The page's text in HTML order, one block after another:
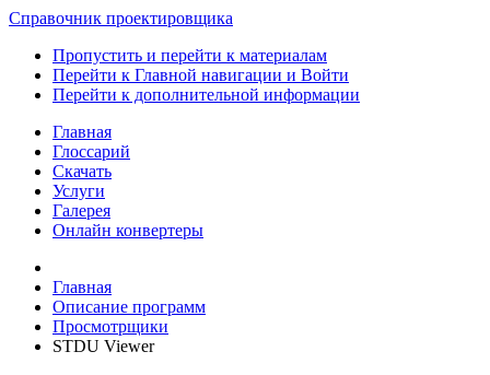
Справочник проектировщика
Пропустить и перейти к материалам
Перейти к Главной навигации и Войти
Перейти к дополнительной информации
Главная
Глоссарий
Скачать
Услуги
Галерея
Онлайн конвертеры
Главная
Описание программ
Просмотрщики
STDU Viewer